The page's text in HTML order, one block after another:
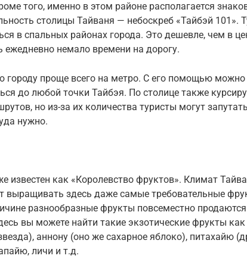
того, именно в этом районе располагается
столицы Тайваня — небоскреб «Тайбэй 101».
в спальных районах города. Это дешевле, чем в
ежедневно немало времени на дорогу.
городу проще всего на метро. С его помощью
до любой точки Тайбэя. По столице также
но из-за их количества туристы могут
нужно.
известен как «Королевство фруктов». Климат
выращивать здесь даже самые требовательные
разнообразные фрукты повсеместно продаются
вы можете найти такие экзотические фрукты
аннону (оно же сахарное яблоко), питахайю
личи и т.д.